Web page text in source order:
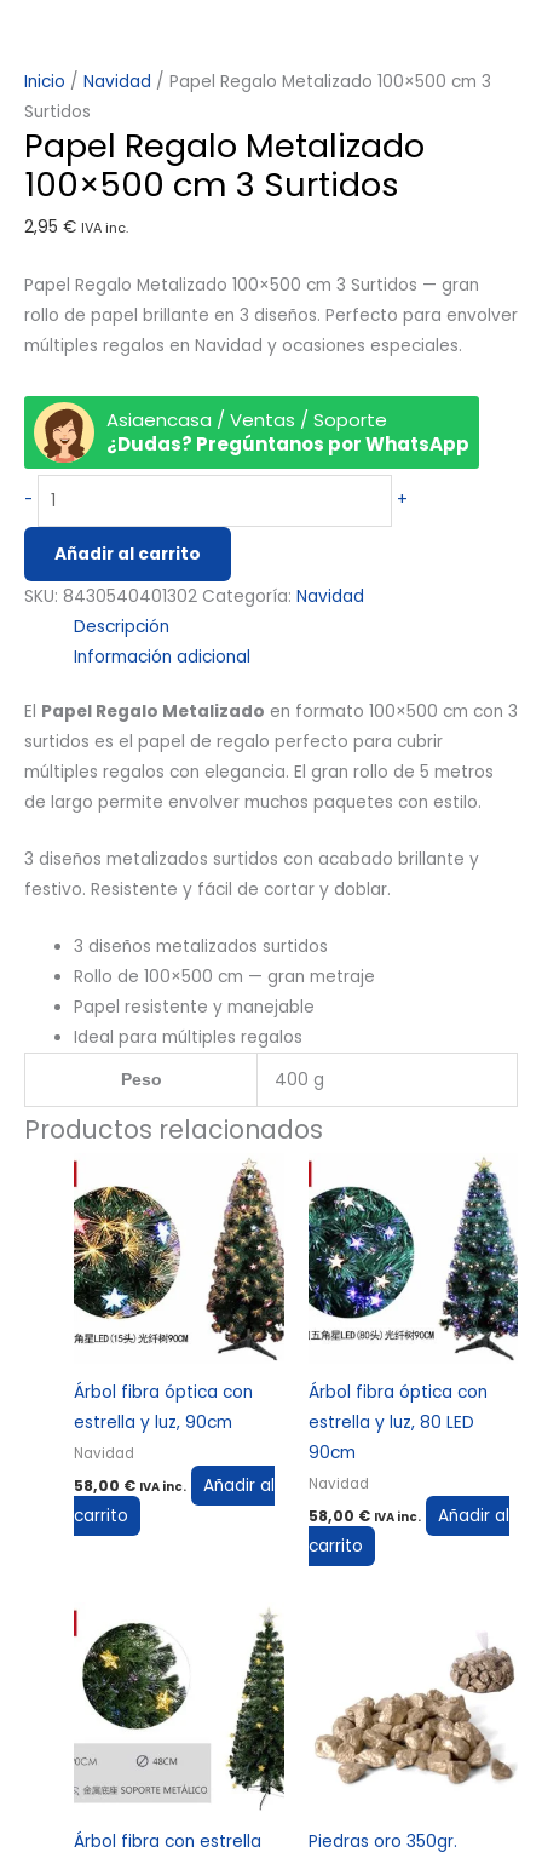
Inicio / Navidad / Papel Regalo Metalizado 100×500 cm 3
Surtidos
Papel Regalo Metalizado
100×500 cm 3 Surtidos
2,95 € IVA inc.
Papel Regalo Metalizado 100×500 cm 3 Surtidos — gran
rollo de papel brillante en 3 diseños. Perfecto para envolver
múltiples regalos en Navidad y ocasiones especiales.
Asiaencasa / Ventas / Soporte
¿Dudas? Pregúntanos por WhatsApp
- +
Añadir al carrito
SKU: 8430540401302 Categoría: Navidad
Descripción
Información adicional
El Papel Regalo Metalizado en formato 100×500 cm con 3
surtidos es el papel de regalo perfecto para cubrir
múltiples regalos con elegancia. El gran rollo de 5 metros
de largo permite envolver muchos paquetes con estilo.
3 diseños metalizados surtidos con acabado brillante y
festivo. Resistente y fácil de cortar y doblar.
3 diseños metalizados surtidos
Rollo de 100×500 cm — gran metraje
Papel resistente y manejable
Ideal para múltiples regalos
Peso 400 g
Productos relacionados
Árbol fibra óptica con
estrella y luz, 90cm
Navidad
58,00 € IVA inc.
Añadir al
carrito
Árbol fibra óptica con
estrella y luz, 80 LED
90cm
Navidad
58,00 € IVA inc.
Añadir al
carrito
Árbol fibra con estrella
Piedras oro 350gr.